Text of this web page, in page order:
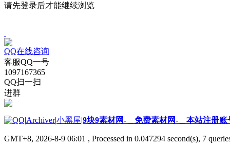
请先登录后才能继续浏览
QQ在线咨询
客服QQ一号
1097167365
QQ扫一扫
进群
|Archiver|小黑屋|9块9素材网-＿免费素材网-＿本站注册账
GMT+8, 2026-8-9 06:01 , Processed in 0.047294 second(s), 7